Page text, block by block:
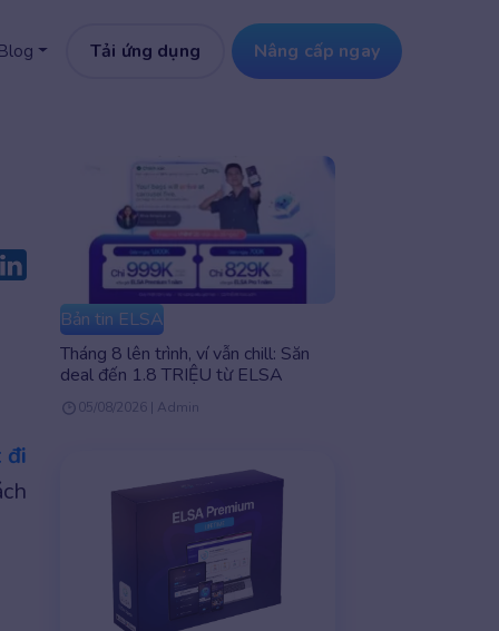
Tải ứng dụng Nâng cấp ngay
đi
Bản tin ELSA
Tháng 8 lên trình, ví vẫn chill: Săn
deal đến 1.8 TRIỆU từ ELSA
05/08/2026 | Admin